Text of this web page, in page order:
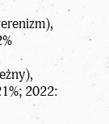
2022: